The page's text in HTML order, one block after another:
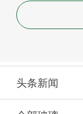
头条新闻